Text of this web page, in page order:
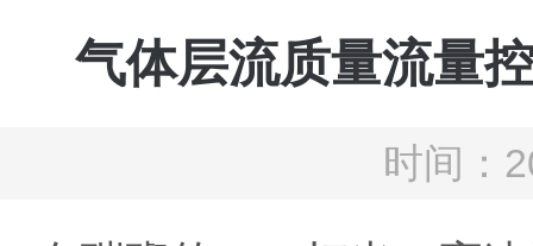
气体层流质量流量
时间：